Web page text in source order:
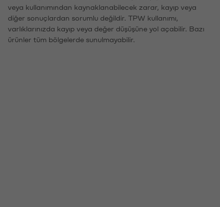
veya kullanımından kaynaklanabilecek zarar, kayıp veya
diğer sonuçlardan sorumlu değildir. TPW kullanımı,
varlıklarınızda kayıp veya değer düşüşüne yol açabilir. Bazı
ürünler tüm bölgelerde sunulmayabilir.